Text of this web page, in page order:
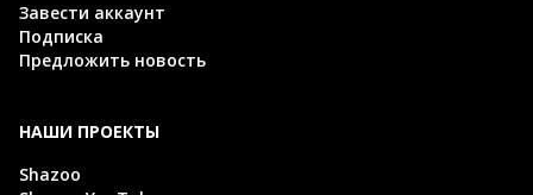
Завести аккаунт
Подписка
Предложить новость
НАШИ ПРОЕКТЫ
Shazoo